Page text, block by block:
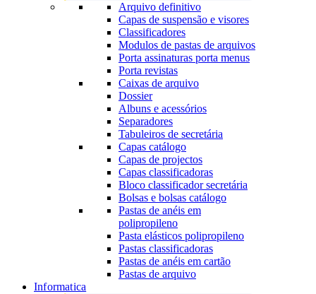
Arquivo definitivo
Capas de suspensão e visores
Classificadores
Modulos de pastas de arquivos
Porta assinaturas porta menus
Porta revistas
Caixas de arquivo
Dossier
Albuns e acessórios
Separadores
Tabuleiros de secretária
Capas catálogo
Capas de projectos
Capas classificadoras
Bloco classificador secretária
Bolsas e bolsas catálogo
Pastas de anéis em
polipropileno
Pasta elásticos polipropileno
Pastas classificadoras
Pastas de anéis em cartão
Pastas de arquivo
Informatica